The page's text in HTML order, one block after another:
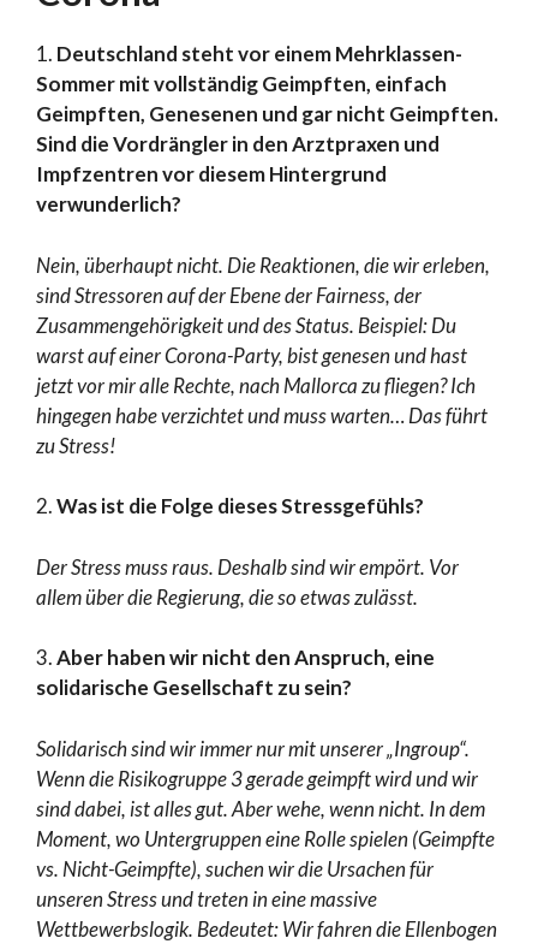
1. Deutschland steht vor einem Mehrklassen-
Sommer mit vollständig Geimpften, einfach
Geimpften, Genesenen und gar nicht Geimpften.
Sind die Vordrängler in den Arztpraxen und
Impfzentren vor diesem Hintergrund
verwunderlich?
Nein, überhaupt nicht. Die Reaktionen, die wir erleben,
sind Stressoren auf der Ebene der Fairness, der
Zusammengehörigkeit und des Status. Beispiel: Du
warst auf einer Corona-Party, bist genesen und hast
jetzt vor mir alle Rechte, nach Mallorca zu fliegen? Ich
hingegen habe verzichtet und muss warten… Das führt
zu Stress!
2.Was ist die Folge dieses Stressgefühls?
Der Stress muss raus. Deshalb sind wir empört. Vor
allem über die Regierung, die so etwas zulässt.
3.Aber haben wir nicht den Anspruch, eine
solidarische Gesellschaft zu sein?
Solidarisch sind wir immer nur mit unserer „Ingroup“.
Wenn die Risikogruppe 3 gerade geimpft wird und wir
sind dabei, ist alles gut. Aber wehe, wenn nicht. In dem
Moment, wo Untergruppen eine Rolle spielen (Geimpfte
vs. Nicht-Geimpfte), suchen wir die Ursachen für
unseren Stress und treten in eine massive
Wettbewerbslogik. Bedeutet: Wir fahren die Ellenbogen